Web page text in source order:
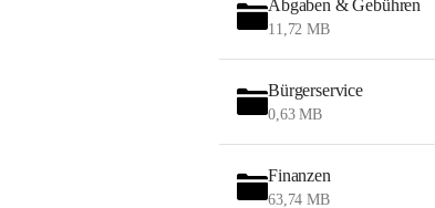
Abgaben & Gebühren
11,72 MB
Bürgerservice
0,63 MB
Finanzen
63,74 MB